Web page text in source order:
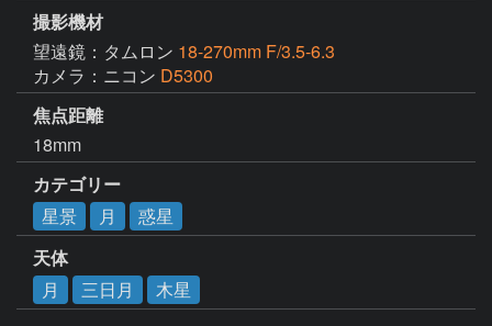
撮影機材
望遠鏡：タムロン 18-270mm F/3.5-6.3
カメラ：ニコン D5300
焦点距離
18mm
カテゴリー
星景
月
惑星
天体
月
三日月 木星